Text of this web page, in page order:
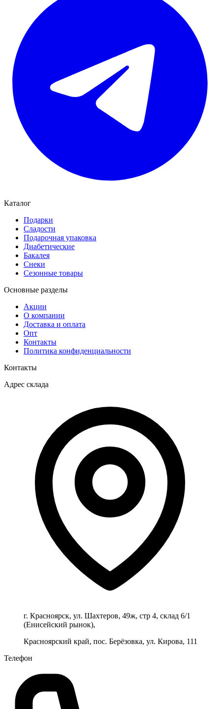
Каталог
Подарки
Сладости
Подарочная упаковка
Диабетические
Бакалея
Снеки
Сезонные товары
Основные разделы
Акции
О компании
Доставка и оплата
Опт
Контакты
Политика конфиденциальности
Контакты
Адрес склада
г. Красноярск, ул. Шахтеров, 49ж, стр 4, склад 6/1
(Енисейский рынок),
Красноярский край, пос. Берёзовка, ул. Кирова, 111
Телефон